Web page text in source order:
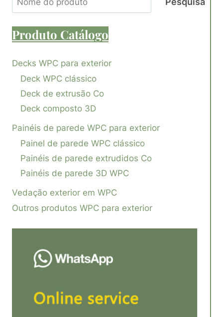
Produto Catálogo
Decks WPC para exterior
Deck WPC clássico
Deck de extrusão Co
Deck composto 3D
Painéis de parede WPC para exterior
Painel de parede WPC clássico
Painéis de parede extrudidos Co
Painéis de parede 3D WPC
Vedação exterior em WPC
Outros produtos WPC para exterior